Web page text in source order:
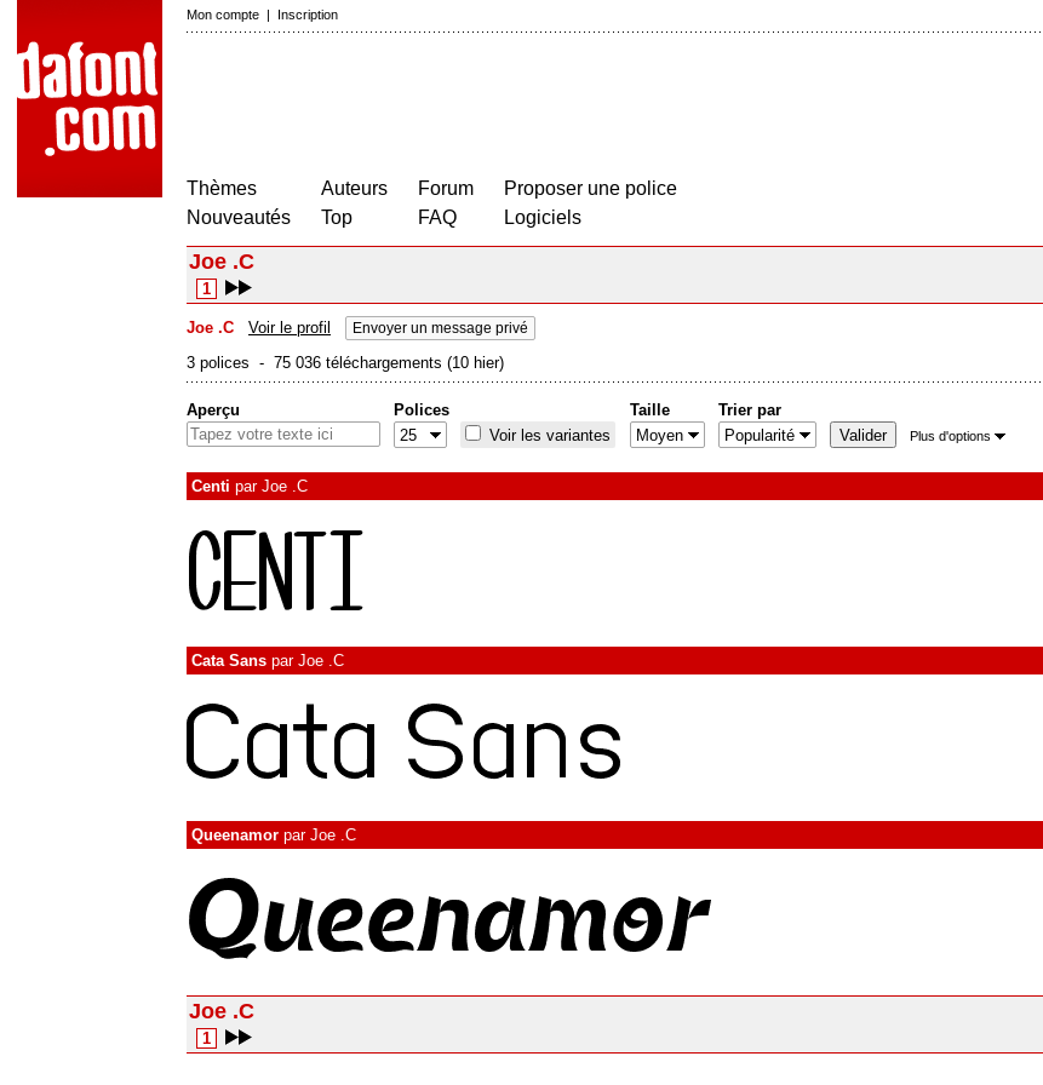
Mon compte | Inscription
Thèmes
Nouveautés
Auteurs
Top
Forum
FAQ
Proposer une police
Logiciels
Joe .C
1
Joe .C Voir le profil Envoyer un message privé
3 polices - 75 036 téléchargements (10 hier)
Aperçu
Polices
Voir les variantes
Taille Trier par
Plus d'options
Centi par Joe .C
Cata Sans par Joe .C
Queenamor par Joe .C
Joe .C
1